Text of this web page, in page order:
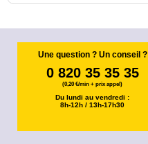
Une question ? Un conseil ?
0 820 35 35 35
(0,20 €/min + prix appel)
Du lundi au vendredi :
8h-12h / 13h-17h30